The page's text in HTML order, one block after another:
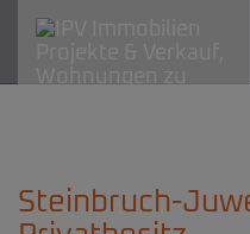
Steinbruch-